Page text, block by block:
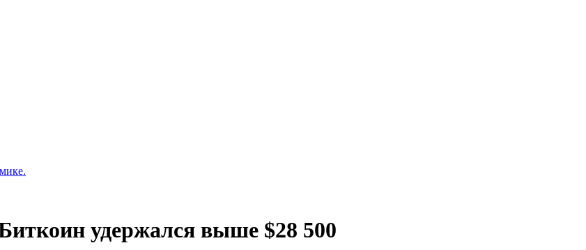
удержался выше $28 500